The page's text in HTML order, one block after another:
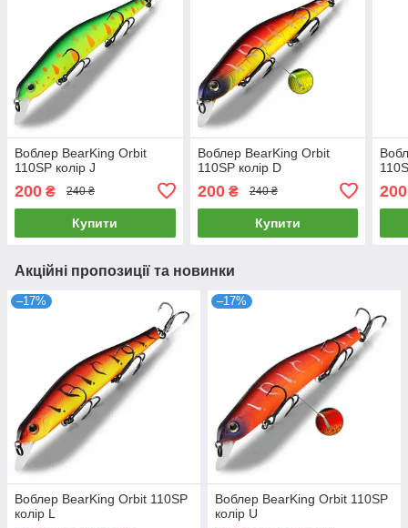
Воблер BearKing Orbit
110SP колір J
200 ₴ 240 ₴
Купити
Воблер BearKing Orbit
110SP колір D
200₴ 240 ₴
Купити
200
Акційні пропозиції та новинки
–17%
Воблер BearKing Orbit 110SP
колір L
–17%
Воблер BearKing Orbit 110SP
колір U